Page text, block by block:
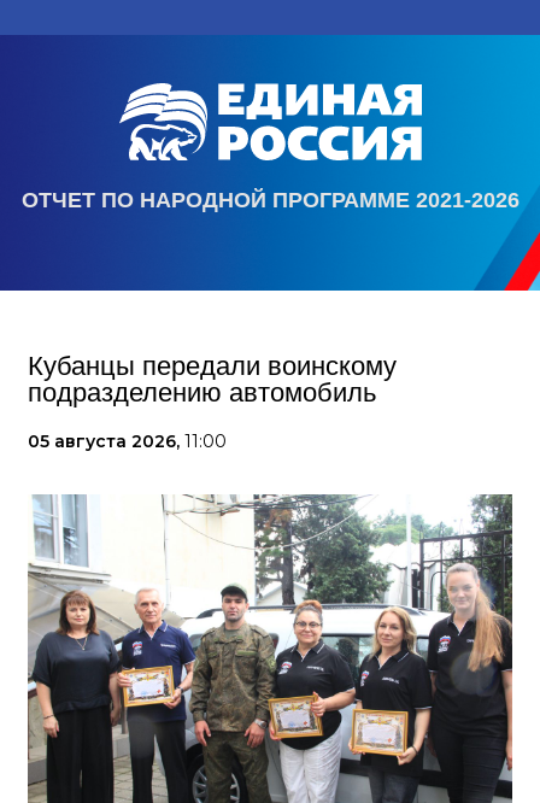
ОТЧЕТ ПО НАРОДНОЙ ПРОГРАММЕ 2021-2026
Кубанцы передали воинскому
подразделению автомобиль
05 августа 2026, 11:00